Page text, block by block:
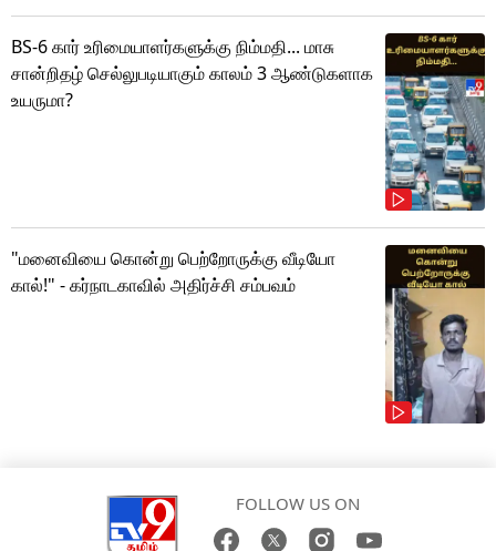
BS-6 கார் உரிமையாளர்களுக்கு நிம்மதி... மாசு
சான்றிதழ் செல்லுபடியாகும் காலம் 3 ஆண்டுகளாக
உயருமா?
"மனைவியை கொன்று பெற்றோருக்கு வீடியோ
கால்!" - கர்நாடகாவில் அதிர்ச்சி சம்பவம்
FOLLOW US ON